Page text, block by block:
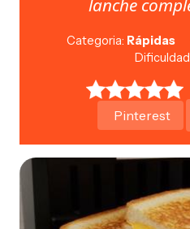
lanche
Categoria: Rápidas
Pinterest